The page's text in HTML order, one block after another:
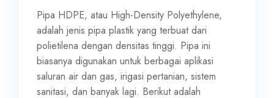
Pipa HDPE, atau High-Density Polyethylene,
adalah jenis pipa plastik yang terbuat dari
polietilena dengan densitas tinggi. Pipa ini
biasanya digunakan untuk berbagai aplikasi
saluran air dan gas, irigasi pertanian, sistem
sanitasi, dan banyak lagi. Berikut adalah